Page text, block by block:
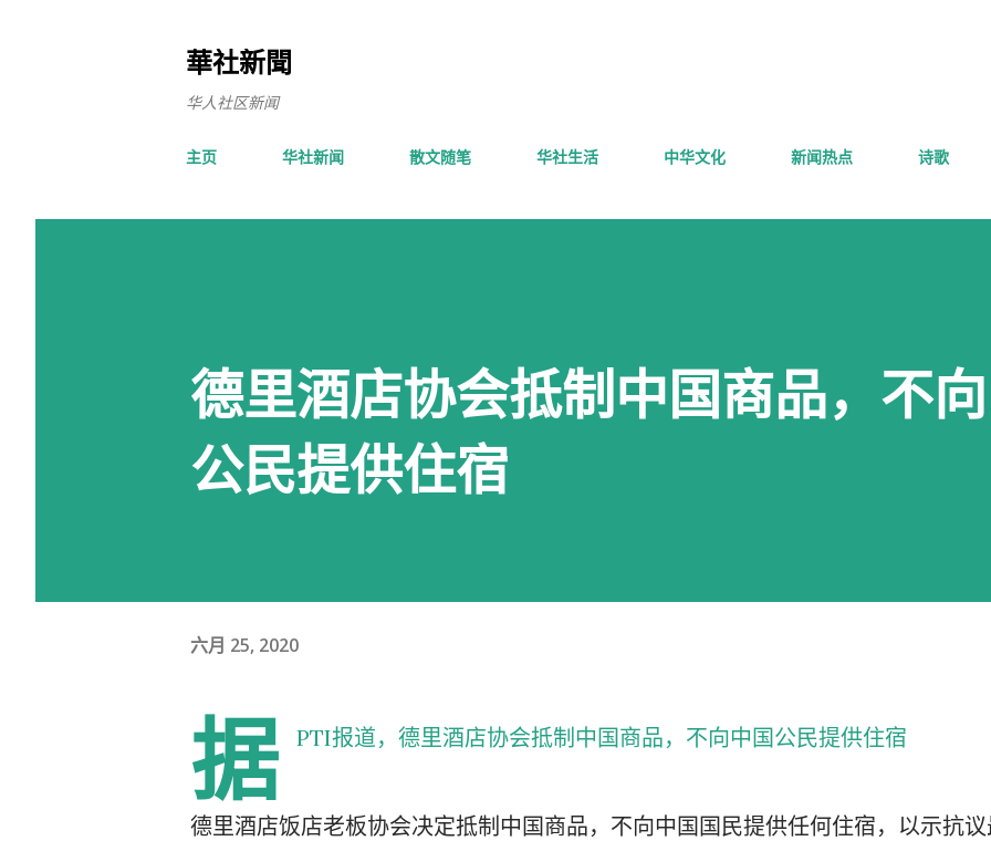
華社新聞
华人社区新闻
主页 华社新闻 散文随笔 华社生活 中华文化 新闻热点 诗歌
德里酒店协会抵制中国商品，不
公民提供住宿
六月 25, 2020
据 PTI报道，德里酒店协会抵制中国商品，不向中国公民提供住宿
德里酒店饭店老板协会决定抵制中国商品，不向中国国民提供任何住宿，以示抗